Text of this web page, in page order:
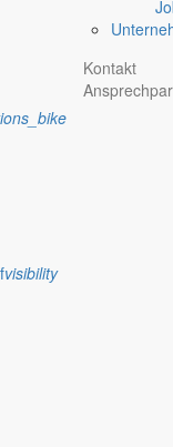
visibility
Kontakt
und dritten